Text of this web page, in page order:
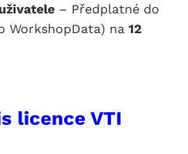
– Předplatné do
WorkshopData) na 12
licence VTI